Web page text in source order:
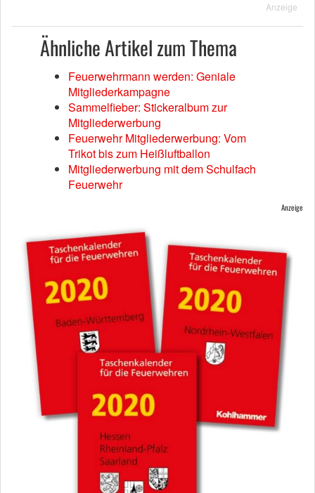
Anzeige
Ähnliche Artikel zum Thema
Feuerwehrmann werden: Geniale
Mitgliederkampagne
Sammelfieber: Stickeralbum zur
Mitgliederwerbung
Feuerwehr Mitgliederwerbung: Vom
Trikot bis zum Heißluftballon
Mitgliederwerbung mit dem Schulfach
Feuerwehr
Anzeige